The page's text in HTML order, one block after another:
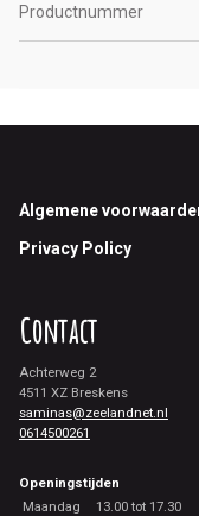
Productnummer
Footer
Algemene
Privacy Policy
Contact
Achterweg 2
4511 XZ Breskens
saminas@zeelandnet.nl
0614500261
Openingstijden
Maandag
13.00 tot 17.30